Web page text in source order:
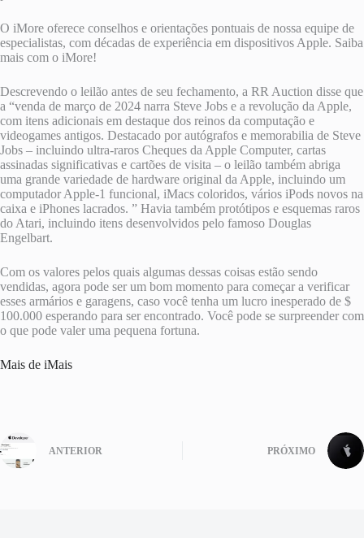
O iMore oferece conselhos e orientações pontuais de nossa equipe de
especialistas, com décadas de experiência em dispositivos Apple. Saiba
mais com o iMore!
Descrevendo o leilão antes de seu fechamento, a RR Auction disse que
a “venda de março de 2024 narra Steve Jobs e a revolução da Apple,
com itens adicionais em destaque dos reinos da computação e
videogames antigos. Destacado por autógrafos e memorabilia de Steve
Jobs – incluindo ultra-raros Cheques da Apple Computer, cartas
assinadas significativas e cartões de visita – o leilão também abriga
uma grande variedade de hardware original da Apple, incluindo um
computador Apple-1 funcional, iMacs coloridos, vários iPods novos na
caixa e iPhones lacrados. ” Havia também protótipos e esquemas raros
do Atari, incluindo itens desenvolvidos pelo famoso Douglas
Engelbart.
Com os valores pelos quais algumas dessas coisas estão sendo
vendidas, agora pode ser um bom momento para começar a verificar
esses armários e garagens, caso você tenha um lucro inesperado de $
100.000 esperando para ser encontrado. Você pode se surpreender com
o que pode valer uma pequena fortuna.
Mais de iMais
ANTERIOR PRÓXIMO